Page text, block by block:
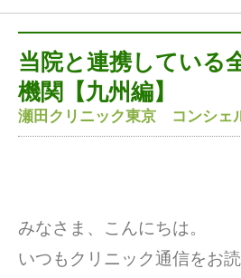
当院と連携している
機関【九州編】
瀬田クリニック東京 コンシェ
みなさま、こんにちは。
いつもクリニック通信をお